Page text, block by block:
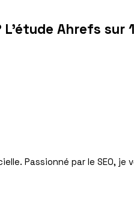
Ahrefs sur
Passionné par le SEO, je